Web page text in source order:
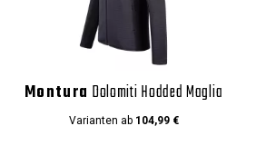
Montura Dolomiti Hodded Maglia
Varianten ab104,99 €